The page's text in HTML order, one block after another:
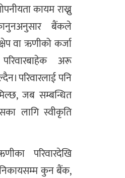
कायम राख्नु
बैंकले
वा ऋणीको कर्जा
अरू
परिवारलाई पनि
जब सम्बन्धित
लागि स्वीकृति
परिवारदेखि
निकायसम्म कुन बैंक,